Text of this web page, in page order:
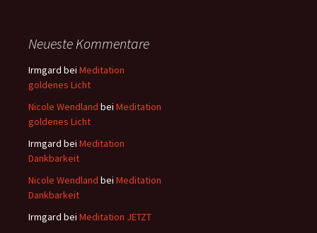
Neueste Kommentare
Irmgard bei Meditation
goldenes Licht
Nicole Wendland bei Meditation
goldenes Licht
Irmgard bei Meditation
Dankbarkeit
Nicole Wendland bei Meditation
Dankbarkeit
Irmgard bei Meditation JETZT